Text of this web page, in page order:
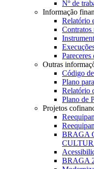
Nº de
Informação
Relatório
Contratos
Outras
Código
Plano
Relatório
Plano de
Projetos
BRAGA
BRAGA